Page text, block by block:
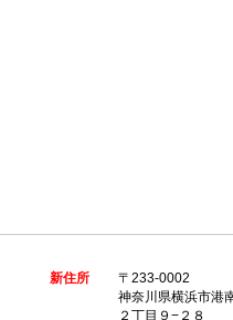
新住所
〒233-0002
神奈川県横浜市港
２丁目９−２８